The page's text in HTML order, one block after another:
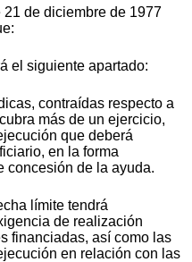
de diciembre de 1977
el siguiente apartado:
contraídas respecto a
más de un ejercicio,
que deberá
en la forma
concesión de la ayuda.
límite tendrá
de realización
financiadas, así como las
en relación con las